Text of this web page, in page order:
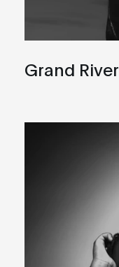
Grand River